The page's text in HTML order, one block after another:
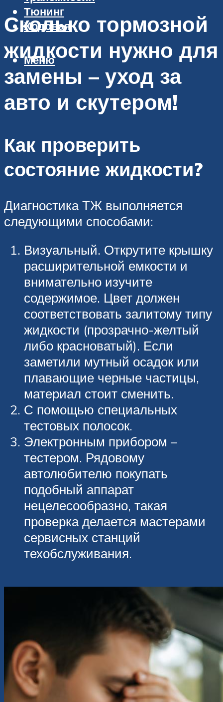
Тюнинг
Ходовая
Меню
Сколько тормозной
жидкости нужно для
замены – уход за
авто и скутером!
Как проверить
состояние жидкости?
Диагностика ТЖ выполняется
следующими способами:
Визуальный. Открутите крышку
расширительной емкости и
внимательно изучите
содержимое. Цвет должен
соответствовать залитому типу
жидкости (прозрачно-желтый
либо красноватый). Если
заметили мутный осадок или
плавающие черные частицы,
материал стоит сменить.
С помощью специальных
тестовых полосок.
Электронным прибором –
тестером. Рядовому
автолюбителю покупать
подобный аппарат
нецелесообразно, такая
проверка делается мастерами
сервисных станций
техобслуживания.